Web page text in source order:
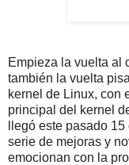
Empieza la vuelta al
también la vuelta
kernel de Linux, con
principal del kernel
llegó este pasado
serie de mejoras y
emocionan con la